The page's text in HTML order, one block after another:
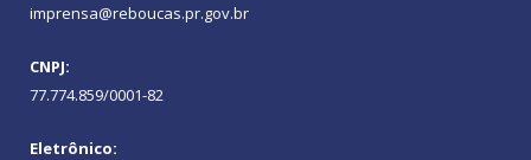
imprensa@reboucas.pr.gov.br
CNPJ:
77.774.859/0001-82
Eletrônico: